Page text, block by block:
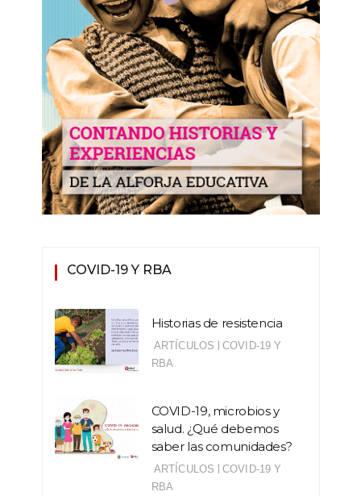
COVID-19 Y RBA
Historias de resistencia
ARTÍCULOS | COVID-19 Y
RBA
COVID-19, microbios y
salud. ¿Qué debemos
saber las comunidades?
ARTÍCULOS | COVID-19 Y
RBA